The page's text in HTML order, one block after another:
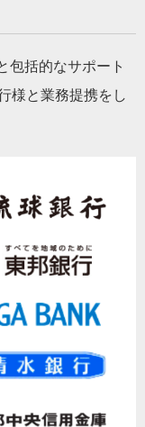
包括的なサポート
様と業務提携をし